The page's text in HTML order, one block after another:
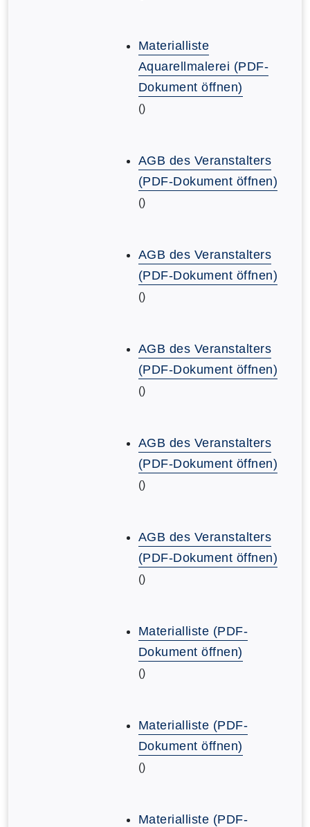
Materialliste
Aquarellmalerei (PDF-
Dokument öffnen)
()
AGB des Veranstalters
(PDF-Dokument öffnen)
()
AGB des Veranstalters
(PDF-Dokument öffnen)
()
AGB des Veranstalters
(PDF-Dokument öffnen)
()
AGB des Veranstalters
(PDF-Dokument öffnen)
()
AGB des Veranstalters
(PDF-Dokument öffnen)
()
Materialliste (PDF-
Dokument öffnen)
()
Materialliste (PDF-
Dokument öffnen)
()
Materialliste (PDF-